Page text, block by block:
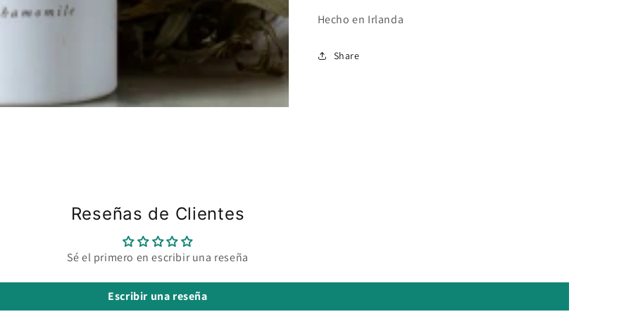
Hecho en Irlanda
Share
Reseñas de Clientes
Sé el primero en escribir una reseña
Escribir una reseña